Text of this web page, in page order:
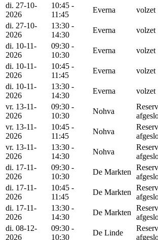
di. 27-10-
2026
10:45 -
11:45
Everna
volzet
di. 27-10-
2026
13:30 -
14:30
Everna
volzet
di. 10-11-
2026
09:30 -
10:30
Everna
volzet
di. 10-11-
2026
10:45 -
11:45
Everna
volzet
di. 10-11-
2026
13:30 -
14:30
Everna
volzet
vr. 13-11-
2026
09:30 -
10:30
Nohva
vr. 13-11-
2026
10:45 -
11:45
Nohva
vr. 13-11-
2026
13:30 -
14:30
Nohva
di. 17-11-
2026
09:30 -
10:30
De Markten
di. 17-11-
2026
10:45 -
11:45
De Markten
di. 17-11-
2026
13:30 -
14:30
De Markten
di. 08-12-
2026
09:30 -
10:30
De Linde